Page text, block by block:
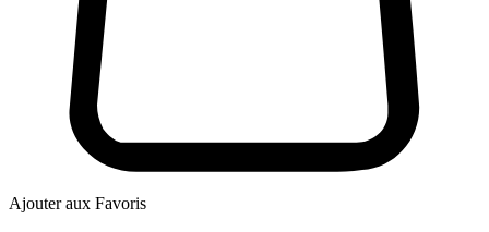
Ajouter aux Favoris